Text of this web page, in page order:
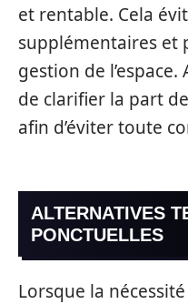
et rentable. Cela
supplémentaires et
gestion de
de clarifier la part
afin d’éviter toute
ALTERNATIVES
PONCTUELLES
Lorsque la